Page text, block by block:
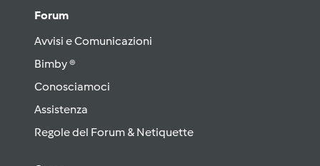
Forum
Avvisi e Comunicazioni
Bimby ®
Conosciamoci
Assistenza
Regole del Forum & Netiquette